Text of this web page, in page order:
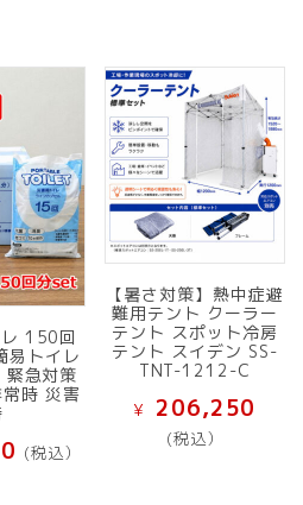
150回
易トイレ
緊急対策
時 災害
(税込）
【暑さ対策】熱中症避
難用テント クーラー
テント スポット冷房
テント スイデン SS-
TNT-1212-C
¥ 206,250
(税込）